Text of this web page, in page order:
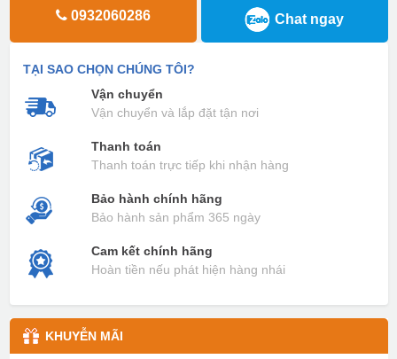
0932060286 Chat ngay
TẠI SAO CHỌN CHÚNG TÔI?
Vận chuyển
Vận chuyển và lắp đặt tận nơi
Thanh toán
Thanh toán trực tiếp khi nhận hàng
Bảo hành chính hãng
Bảo hành sản phẩm 365 ngày
Cam kết chính hãng
Hoàn tiền nếu phát hiện hàng nhái
KHUYỄN MÃI